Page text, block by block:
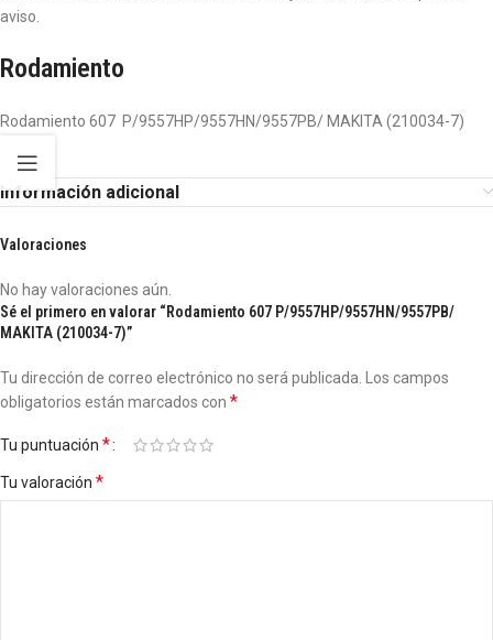
aviso.
Rodamiento
Rodamiento 607 P/9557HP/9557HN/9557PB/ MAKITA (210034-7)
Información adicional
Valoraciones
No hay valoraciones aún.
Sé el primero en valorar “Rodamiento 607 P/9557HP/9557HN/9557PB/
MAKITA (210034-7)”
Tu dirección de correo electrónico no será publicada.
Los campos
obligatorios están marcados con *
Tu puntuación *
Tu valoración *